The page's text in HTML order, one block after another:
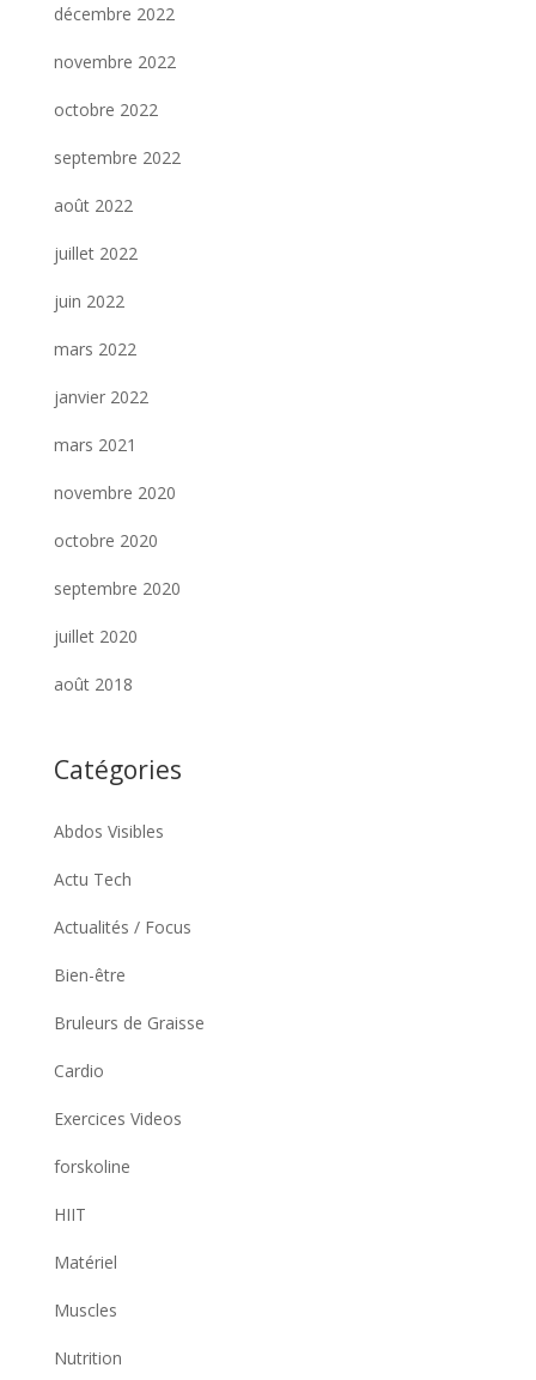
décembre 2022
novembre 2022
octobre 2022
septembre 2022
août 2022
juillet 2022
juin 2022
mars 2022
janvier 2022
mars 2021
novembre 2020
octobre 2020
septembre 2020
juillet 2020
août 2018
Catégories
Abdos Visibles
Actu Tech
Actualités / Focus
Bien-être
Bruleurs de Graisse
Cardio
Exercices Videos
forskoline
HIIT
Matériel
Muscles
Nutrition